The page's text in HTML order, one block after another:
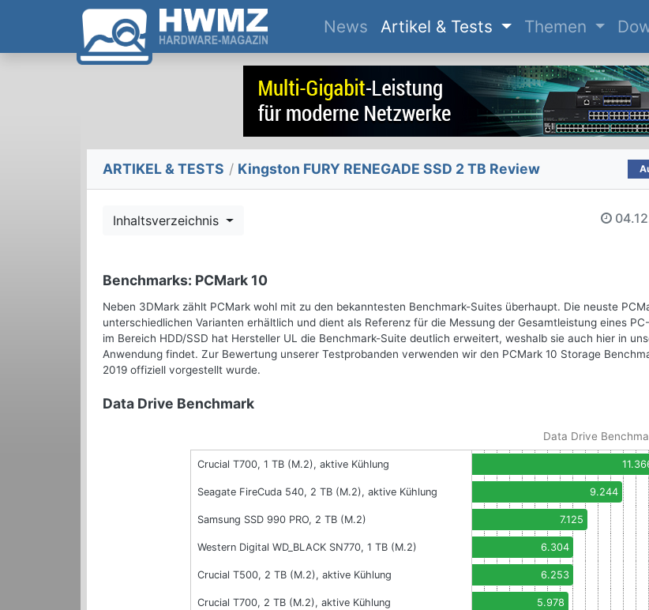
News(current)
Artikel & Tests Themen
ARTIKEL & TESTS / Kingston FURY RENEGADE SSD 2 TB Review
Inhaltsverzeichnis
Benchmarks: PCMark 10
Neben 3DMark zählt PCMark wohl mit zu den bekanntesten Benchmark-Suites überhaupt. Die neuste
unterschiedlichen Varianten erhältlich und dient als Referenz für die Messung der Gesamtleistung eines
im Bereich HDD/SSD hat Hersteller UL die Benchmark-Suite deutlich erweitert, weshalb sie auch hier in
Anwendung findet. Zur Bewertung unserer Testprobanden verwenden wir den PCMark 10 Storage
2019 offiziell vorgestellt wurde.
Data Drive Benchmark
Data Drive
Crucial T700, 1 TB (M.2), aktive Kühlung
Seagate FireCuda 540, 2 TB (M.2), aktive Kühlung 9.244
Samsung SSD 990 PRO, 2 TB (M.2) 7.125
Western Digital WD_BLACK SN770, 1 TB (M.2) 6.304
Crucial T500, 2 TB (M.2), aktive Kühlung 6.253
Crucial T700, 2 TB (M.2), aktive Kühlung 5.978